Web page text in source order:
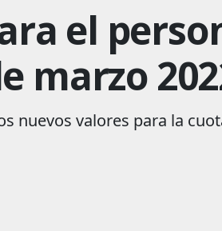
el
marzo
nuevos valores para la